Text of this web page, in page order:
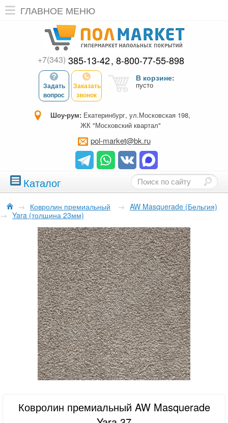
ГЛАВНОЕ МЕНЮ
+7(343) 385-13-42 8-800-77-55-898
Задать
вопрос
Заказать
звонок
В корзине:
пусто
Шоу-рум: Екатеринбург, ул.Московская 198,
ЖК "Московский квартал"
pol-market@bk.ru
Каталог
→ Ковролин премиальный → AW Masquerade (Бельгия)
→ Yara (толщина 23мм)
Ковролин премиальный AW Masquerade